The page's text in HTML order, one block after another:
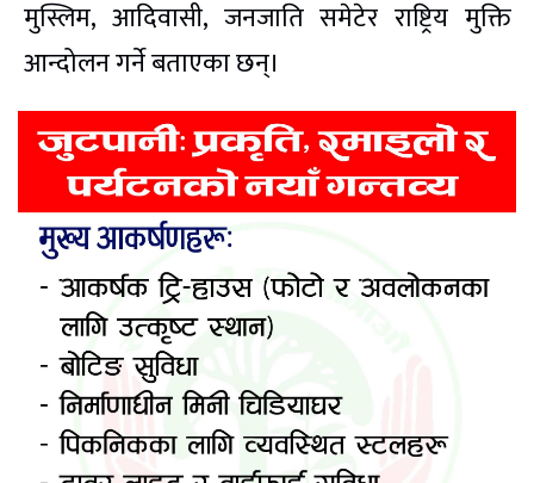
मुस्लिम, आदिवासी, जनजाति समेटेर राष्ट्रिय मुक्ति
आन्दोलन गर्ने बताएका छन्।